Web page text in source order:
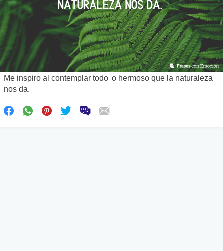
Me inspiro al contemplar todo lo hermoso que la naturaleza
nos da.